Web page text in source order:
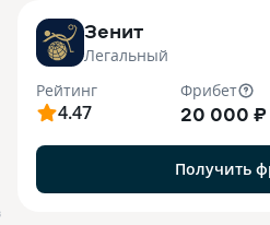
Зенит
Легальный
Рейтинг
4.47
Фрибет
20 000 ₽
Получить